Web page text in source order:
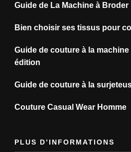
Guide de La Machine à Broder
Bien choisir ses tissus pour
Guide de couture à la
édition
Guide de couture à la
Couture Casual Wear Homme
PLUS D’INFORMATIONS